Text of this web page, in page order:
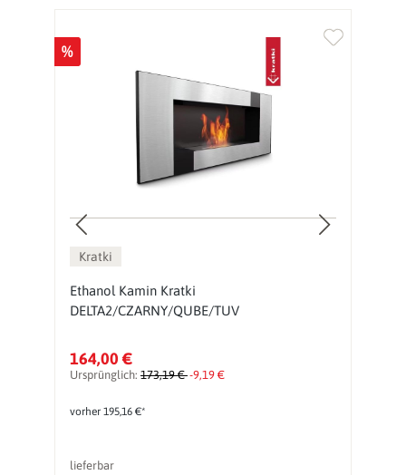
%
Kratki
Ethanol Kamin Kratki
DELTA2/CZARNY/QUBE/TUV
164,00 €
Ursprünglich: 173,19 €-9,19 €
vorher 195,16 €*
lieferbar